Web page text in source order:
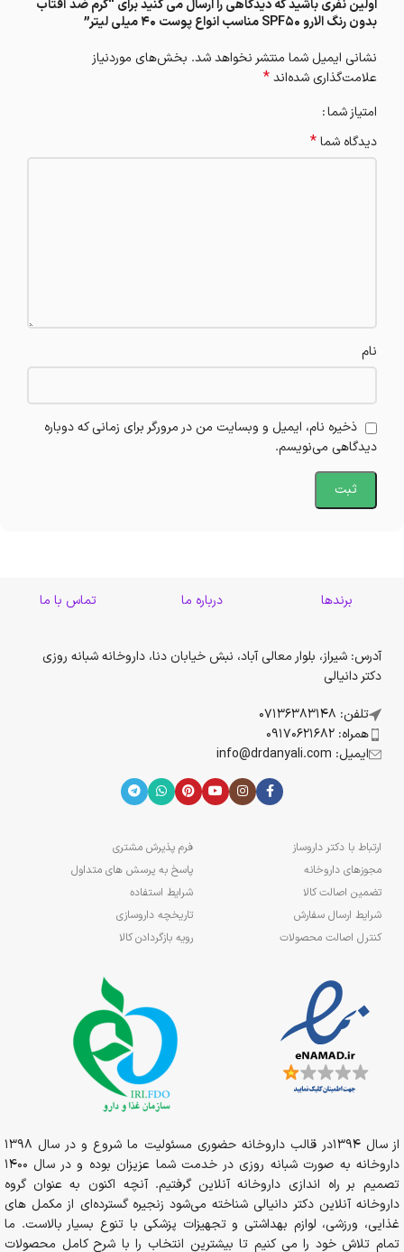
اولین نفری باشید که دیدگاهی را ارسال می کنید برای “کرم ضد آفتاب
بدون رنگ الارو SPF50 مناسب انواع پوست 40 میلی لیتر”
نشانی ایمیل شما منتشر نخواهد شد. بخش‌های موردنیاز
علامت‌گذاری شده‌اند*
امتیاز شما
دیدگاه شما*
نام
ذخیره نام، ایمیل و وبسایت من در مرورگر برای زمانی که دوباره
دیدگاهی می‌نویسم.
برندها درباره ما تماس با ما
آدرس: شیراز، بلوار معالی آباد، نبش خیابان دنا، داروخانه شبانه روزی
دکتر دانیالی
تلفن: 07136383148
همراه: 09170621682
ایمیل: info@drdanyali.com
ارتباط با دکتر داروساز
مجوزهای داروخانه
تضمین اصالت کالا
شرایط ارسال سفارش
کنترل اصالت محصولات
فرم پذیرش مشتری
پاسخ به پرسش های متداول
شرایط استفاده
تاریخچه داروسازی
رویه بازگردادن کالا
از سال 1394در قالب داروخانه حضوری مسئولیت ما شروع و در سال 1398
داروخانه به صورت شبانه روزی در خدمت شما عزیزان بوده و در سال 1400
تصمیم بر راه اندازی داروخانه آنلاین گرفتیم. آنچه اکنون به عنوان گروه
داروخانه آنلاین دکتر دانیالی شناخته می‌شود زنجیره گسترده‌ای از مکمل های
غذایی، ورزشی، لوازم بهداشتی و تجهیزات پزشکی با تنوع بسیار بالاست. ما
تمام تلاش خود را می کنیم تا بیشترین انتخاب را با شرح کامل محصولات